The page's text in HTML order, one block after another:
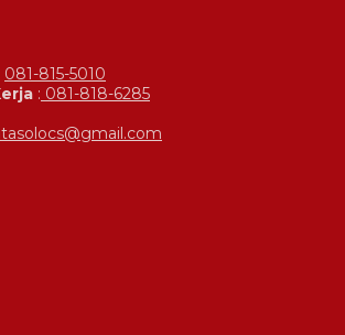
081-815-5010
: 081-818-6285